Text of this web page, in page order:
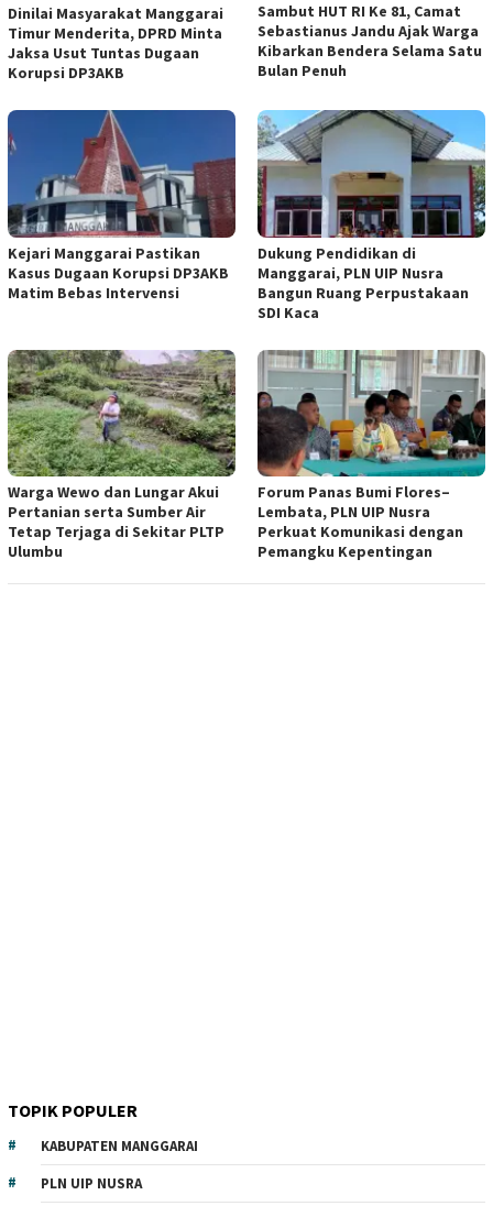
Dinilai Masyarakat Manggarai
Timur Menderita, DPRD Minta
Jaksa Usut Tuntas Dugaan
Korupsi DP3AKB
Sambut HUT RI Ke 81, Camat
Sebastianus Jandu Ajak Warga
Kibarkan Bendera Selama Satu
Bulan Penuh
Kejari Manggarai Pastikan
Kasus Dugaan Korupsi DP3AKB
Matim Bebas Intervensi
Dukung Pendidikan di
Manggarai, PLN UIP Nusra
Bangun Ruang Perpustakaan
SDI Kaca
Warga Wewo dan Lungar Akui
Pertanian serta Sumber Air
Tetap Terjaga di Sekitar PLTP
Ulumbu
Forum Panas Bumi Flores–
Lembata, PLN UIP Nusra
Perkuat Komunikasi dengan
Pemangku Kepentingan
TOPIK POPULER
KABUPATEN MANGGARAI
PLN UIP NUSRA